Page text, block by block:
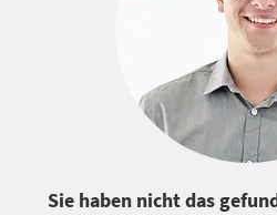
Sie haben nicht das